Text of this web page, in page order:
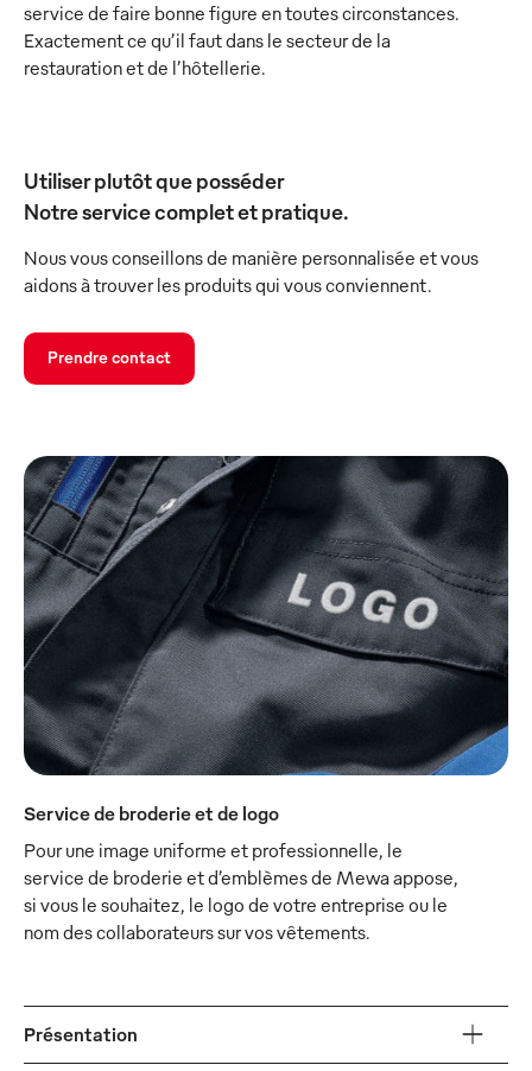
service de faire bonne figure en toutes circonstances.
Exactement ce qu’il faut dans le secteur de la
restauration et de l’hôtellerie.
Utiliser plutôt que posséder
Notre service complet et pratique.
Nous vous conseillons de manière personnalisée et vous
aidons à trouver les produits qui vous conviennent.
Prendre contact
Service de broderie et de logo
Pour une image uniforme et professionnelle, le
service de broderie et d’emblèmes de Mewa appose,
si vous le souhaitez, le logo de votre entreprise ou le
nom des collaborateurs sur vos vêtements.
Présentation